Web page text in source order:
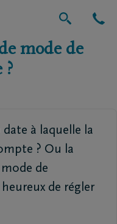
mode de
?
à laquelle la
? Ou la
de
de régler